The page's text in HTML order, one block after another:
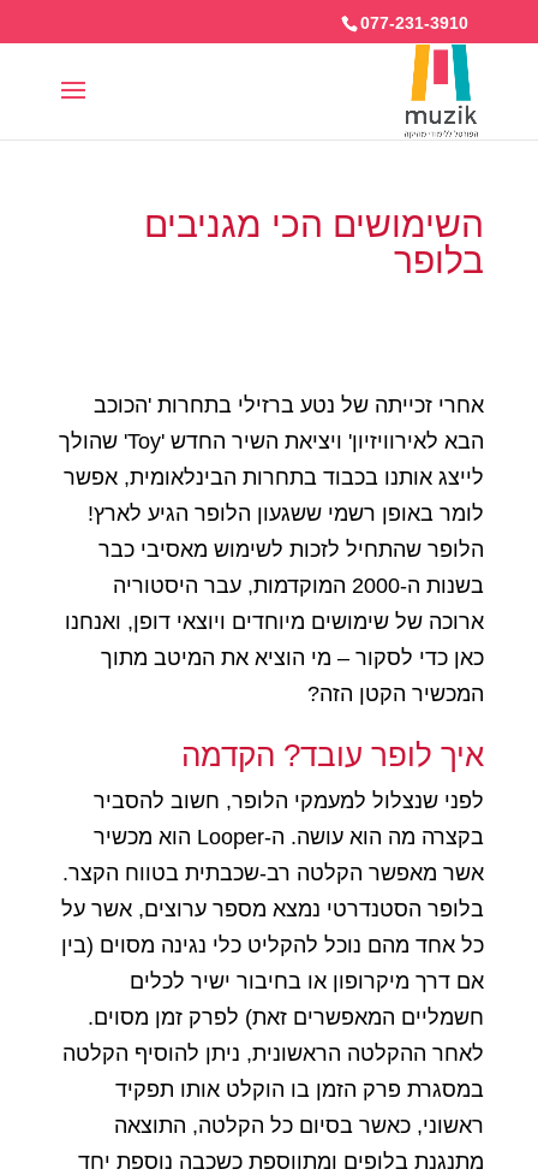
077-231-3910
השימושים הכי מגניבים
בלופר
אחרי זכייתה של נטע ברזילי בתחרות 'הכוכב
הבא לאירוויזיון' ויציאת השיר החדש 'Toy' שהולך
לייצג אותנו בכבוד בתחרות הבינלאומית, אפשר
לומר באופן רשמי ששגעון הלופר הגיע לארץ!
הלופר שהתחיל לזכות לשימוש מאסיבי כבר
בשנות ה-2000 המוקדמות, עבר היסטוריה
ארוכה של שימושים מיוחדים ויוצאי דופן, ואנחנו
כאן כדי לסקור – מי הוציא את המיטב מתוך
המכשיר הקטן הזה?
איך לופר עובד? הקדמה
לפני שנצלול למעמקי הלופר, חשוב להסביר
בקצרה מה הוא עושה. ה-Looper הוא מכשיר
אשר מאפשר הקלטה רב-שכבתית בטווח הקצר.
בלופר הסטנדרטי נמצא מספר ערוצים, אשר על
כל אחד מהם נוכל להקליט כלי נגינה מסוים (בין
אם דרך מיקרופון או בחיבור ישיר לכלים
חשמליים המאפשרים זאת) לפרק זמן מסוים.
לאחר ההקלטה הראשונית, ניתן להוסיף הקלטה
במסגרת פרק הזמן בו הוקלט אותו תפקיד
ראשוני, כאשר בסיום כל הקלטה, התוצאה
מתנגנת בלופים ומתווספת כשכבה נוספת יחד